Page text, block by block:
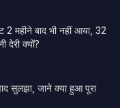
2 महीने बाद भी नहीं आया, 32
देरी क्यों?
सुलझा, जाने क्या हुआ पूरा